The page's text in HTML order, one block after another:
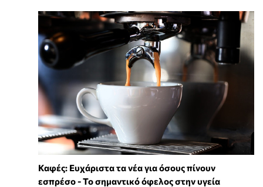
Καφές: Ευχάριστα τα νέα για όσους πίνουν
εσπρέσο - Το σημαντικό όφελος στην υγεία